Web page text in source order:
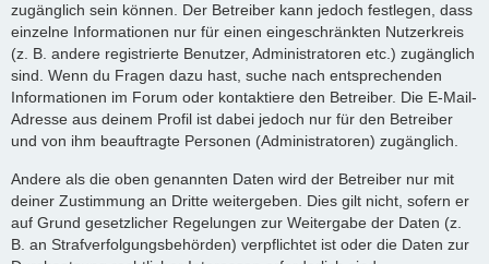
zugänglich sein können. Der Betreiber kann jedoch festlegen, dass
einzelne Informationen nur für einen eingeschränkten Nutzerkreis
(z. B. andere registrierte Benutzer, Administratoren etc.) zugänglich
sind. Wenn du Fragen dazu hast, suche nach entsprechenden
Informationen im Forum oder kontaktiere den Betreiber. Die E-Mail-
Adresse aus deinem Profil ist dabei jedoch nur für den Betreiber
und von ihm beauftragte Personen (Administratoren) zugänglich.
Andere als die oben genannten Daten wird der Betreiber nur mit
deiner Zustimmung an Dritte weitergeben. Dies gilt nicht, sofern er
auf Grund gesetzlicher Regelungen zur Weitergabe der Daten (z.
B. an Strafverfolgungsbehörden) verpflichtet ist oder die Daten zur